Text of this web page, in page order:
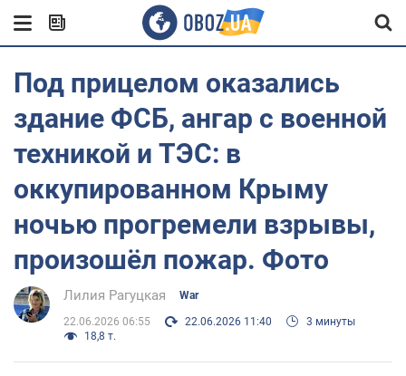
Под прицелом оказались
здание ФСБ, ангар с военной
техникой и ТЭС: в
оккупированном Крыму
ночью прогремели взрывы,
произошёл пожар. Фото
Лилия Рагуцкая War
22.06.2026 06:55 22.06.2026 11:40
3 минуты
18,8 т.